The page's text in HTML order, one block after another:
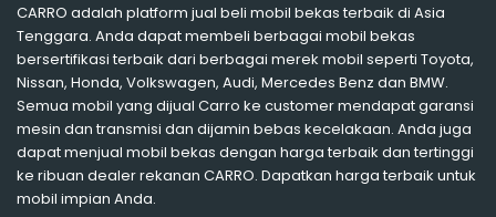
CARRO adalah platform jual beli mobil bekas terbaik di Asia
Tenggara. Anda dapat membeli berbagai mobil bekas
bersertifikasi terbaik dari berbagai merek mobil seperti Toyota,
Nissan, Honda, Volkswagen, Audi, Mercedes Benz dan BMW.
Semua mobil yang dijual Carro ke customer mendapat garansi
mesin dan transmisi dan dijamin bebas kecelakaan. Anda juga
dapat menjual mobil bekas dengan harga terbaik dan tertinggi
ke ribuan dealer rekanan CARRO. Dapatkan harga terbaik untuk
mobil impian Anda.